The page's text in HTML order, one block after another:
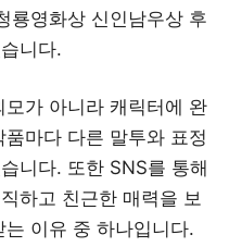
룡영화상 신인남우상 후
니다.
가 아니라 캐릭터에 완
마다 다른 말투와 표정
니다. 또한 SNS를 통해
하고 친근한 매력을 보
이유 중 하나입니다.